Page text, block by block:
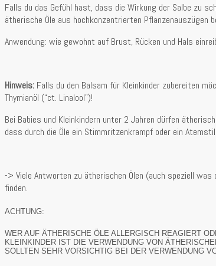
Falls du das Gefühl hast, dass die Wirkung der Salbe zu
ätherische Öle aus hochkonzentrierten Pflanzenauszügen
Anwendung: wie gewohnt auf Brust, Rücken und Hals
Hinweis: Falls du den Balsam für Kleinkinder zubereiten
Thymianöl (“ct. Linalool”)!
Bei Babies und Kleinkindern unter 2 Jahren dürfen
dass durch die Öle ein Stimmritzenkrampf oder ein
-> Viele Antworten zu ätherischen Ölen (auch speziell
finden.
ACHTUNG:
WER AUF ÄTHERISCHE ÖLE ALLERGISCH REAGIERT
KLEINKINDER IST DIE VERWENDUNG VON
SOLLTEN SEHR VORSICHTIG BEI DER VERWENDUNG